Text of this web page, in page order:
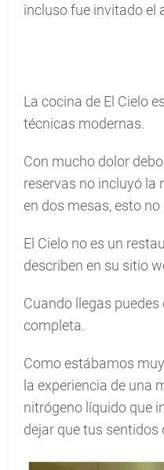
incluso fue invitado el
La cocina de El Cielo
técnicas modernas.
Con mucho dolor
reservas no incluyó la
en dos mesas, esto
El Cielo no es un
describen en su sitio
Cuando llegas
completa.
Como estábamos
la experiencia de una
nitrógeno líquido que
dejar que tus sentidos